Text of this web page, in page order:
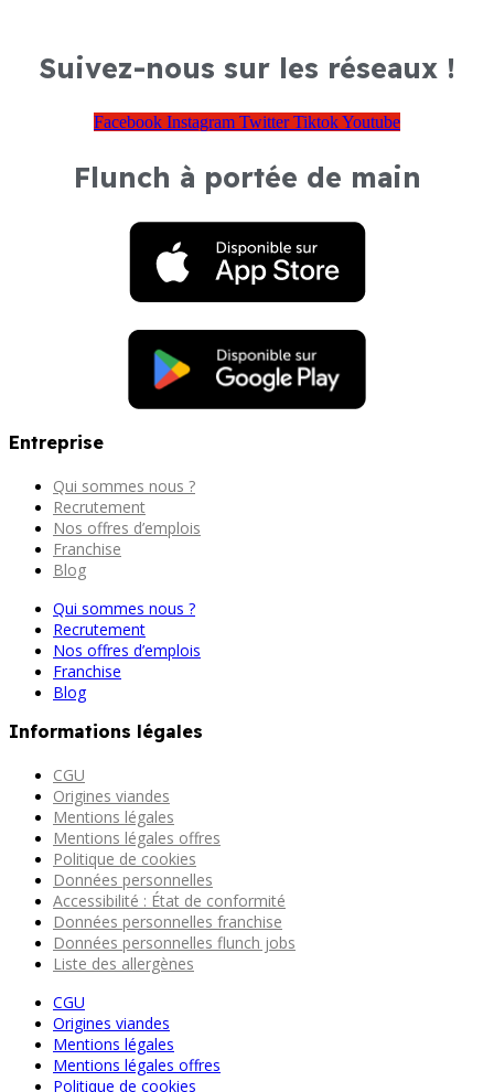
Suivez-nous sur les réseaux !
Facebook Instagram Twitter TiktokYoutube
Flunch à portée de main
Entreprise
Qui sommes nous ?
Recrutement
Nos offres d’emplois
Franchise
Blog
Qui sommes nous ?
Recrutement
Nos offres d’emplois
Franchise
Blog
Informations légales
CGU
Origines viandes
Mentions légales
Mentions légales offres
Politique de cookies
Données personnelles
Accessibilité : État de conformité
Données personnelles franchise
Données personnelles flunch jobs
Liste des allergènes
CGU
Origines viandes
Mentions légales
Mentions légales offres
Politique de cookies